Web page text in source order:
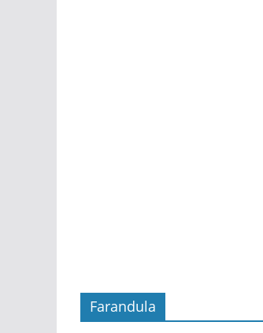
Farandula